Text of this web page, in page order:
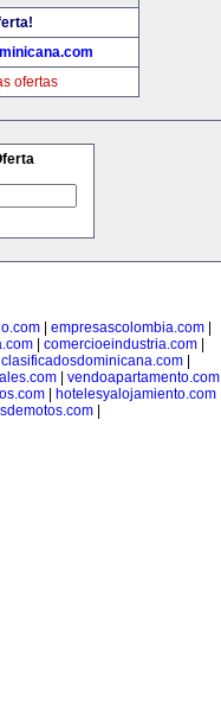
ofertas
| empresascolombia.com|
comercioeindustria.com
clasificadosdominicana.com|
vendoapartamento.com
| hotelesyalojamiento.com|